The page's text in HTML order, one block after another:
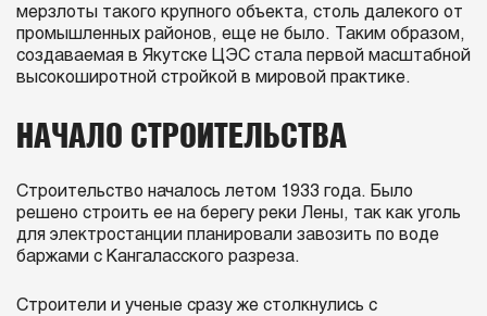
мерзлоты такого крупного объекта, столь далекого от
промышленных районов, еще не было. Таким образом,
создаваемая в Якутске ЦЭС стала первой масштабной
высокоширотной стройкой в мировой практике.
НАЧАЛО СТРОИТЕЛЬСТВА
Строительство началось летом 1933 года. Было
решено строить ее на берегу реки Лены, так как уголь
для электростанции планировали завозить по воде
баржами с Кангаласского разреза.
Строители и ученые сразу же столкнулись с